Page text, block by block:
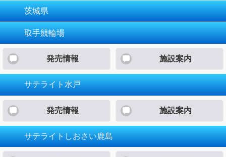
茨城県
取手競輪場
発売情報 施設案内
サテライト水戸
発売情報 施設案内
サテライトしおさい鹿島